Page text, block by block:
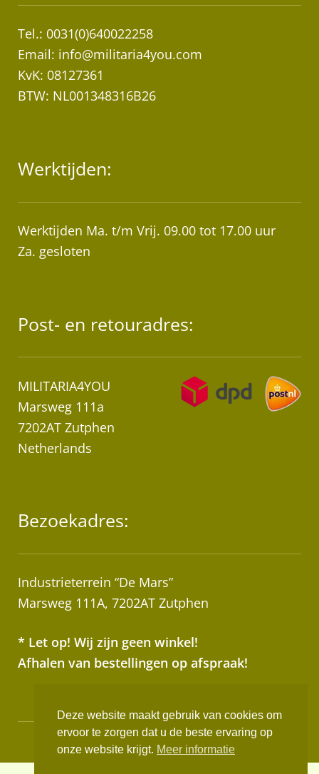
Tel.: 0031(0)640022258
Email: info@militaria4you.com
KvK: 08127361
BTW: NL001348316B26
Werktijden:
Werktijden Ma. t/m Vrij. 09.00 tot 17.00 uur
Za. gesloten
Post- en retouradres:
MILITARIA4YOU
Marsweg 111a
7202AT Zutphen
Netherlands
Bezoekadres:
Industrieterrein “De Mars”
Marsweg 111A, 7202AT Zutphen
* Let op! Wij zijn geen winkel!
Afhalen van bestellingen op afspraak!
Realisatie:
Deze website maakt gebruik van cookies om
ervoor te zorgen dat u de beste ervaring op
onze website krijgt. Meer informatie